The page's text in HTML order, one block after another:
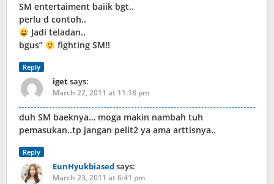
SM entertaiment baiik bgt..
perlu d contoh..
Jadi teladan..
bgus”
fighting SM!!
Reply
igetsays:
March 22, 2011 at 11:18 pm
duh SM baeknya… moga makin nambah tuh
pemasukan..tp jangan pelit2 ya ama arttisnya..
Reply
EunHyukbiasedsays:
March 23, 2011 at 6:41 pm